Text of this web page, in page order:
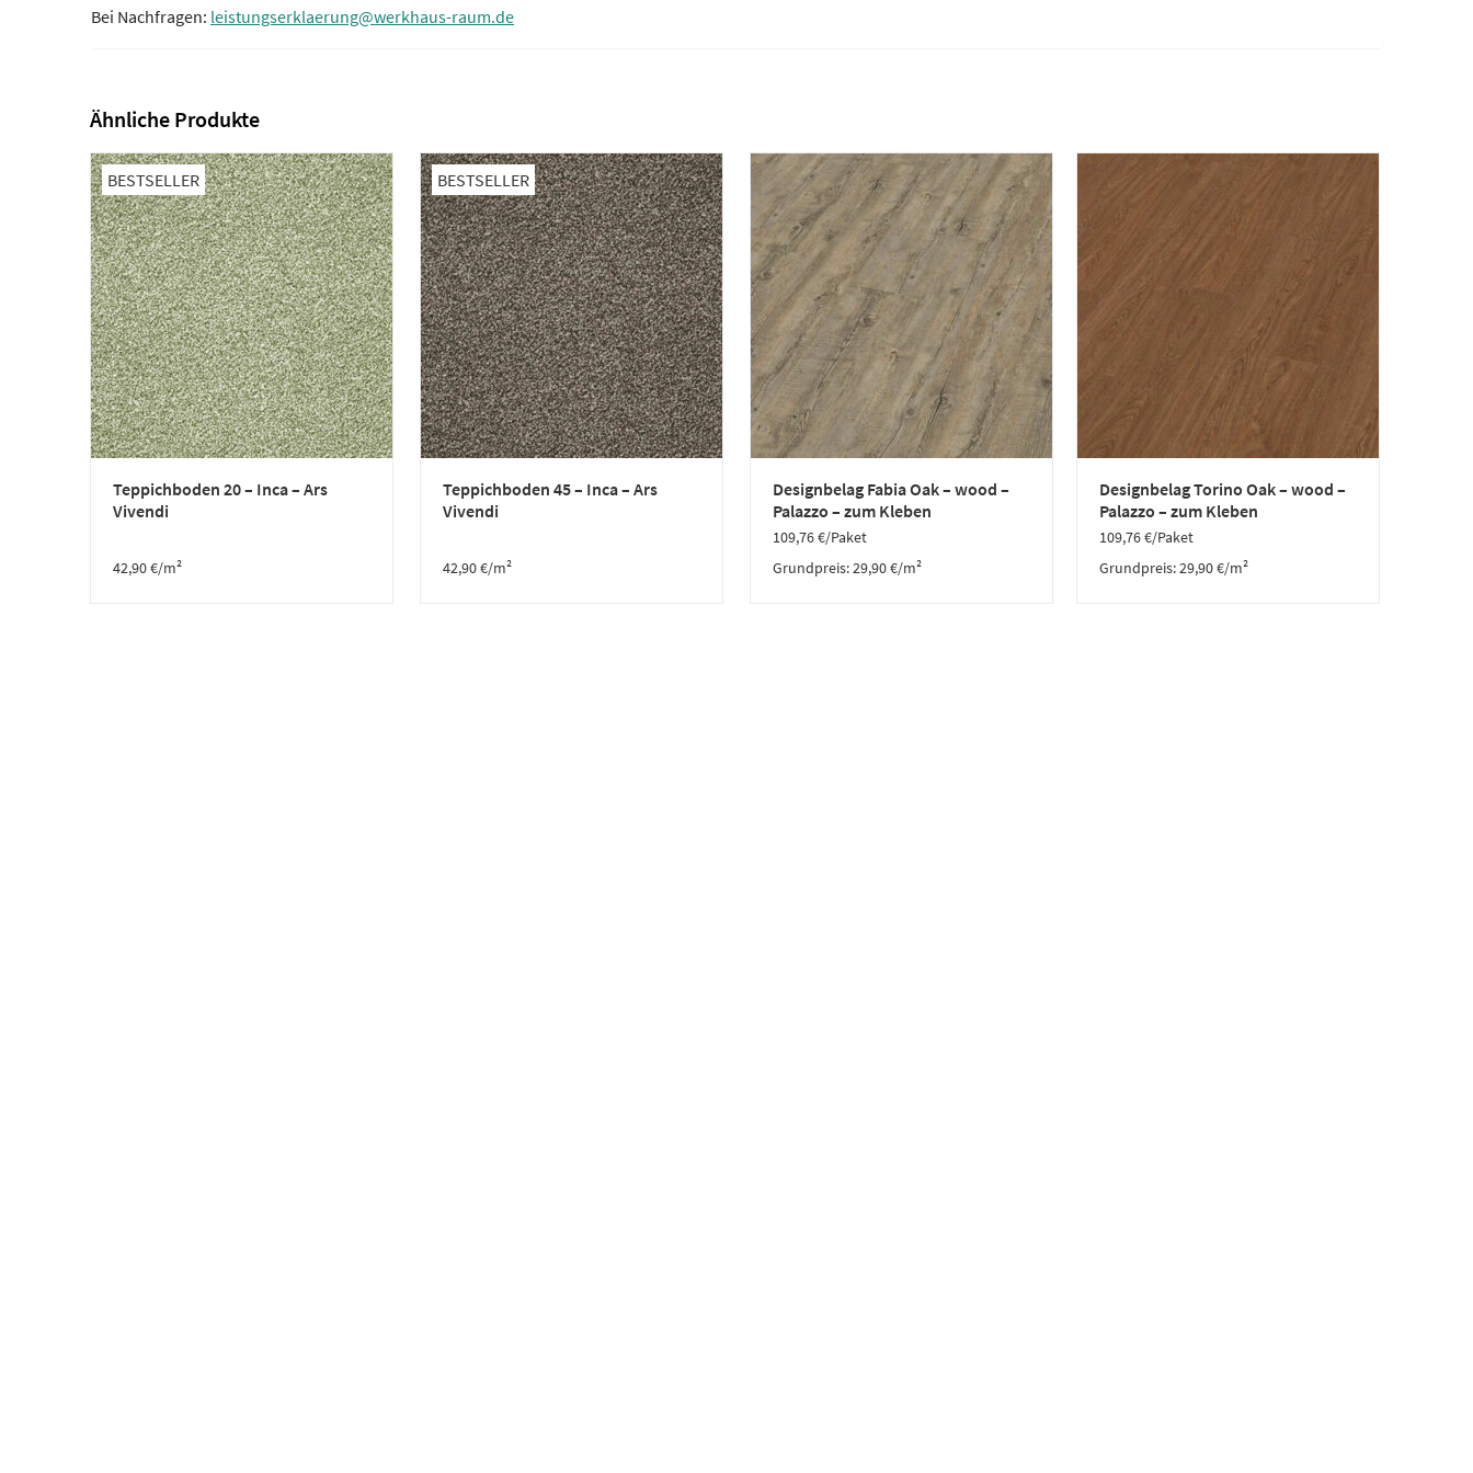
Bei Nachfragen: leistungserklaerung@werkhaus-raum.de
Ähnliche Produkte
BESTSELLER
Teppichboden 20 – Inca – Ars
Vivendi
42,90€/m²
BESTSELLER
Teppichboden 45 – Inca – Ars
Vivendi
42,90€/m²
Designbelag Fabia Oak – wood –
Palazzo – zum Kleben
109,76€/Paket
Grundpreis:29,90€/m²
Designbelag Torino Oak – wood –
Palazzo – zum Kleben
109,76€/Paket
Grundpreis:29,90€/m²